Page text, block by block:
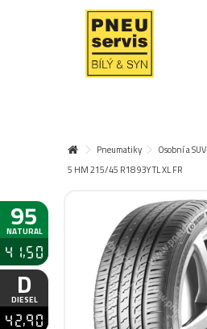
95
NATURAL
41,50
D
DIESEL
42,90
Pneumatiky Osobní a SUV
5 HM 215/45 R18 93Y TL XL FR